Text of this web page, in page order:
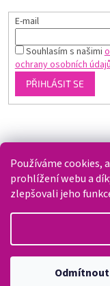
Používáme cookies,
prohlížení webu a
zlepšovali jeho
Odmítnout
E-mail
Souhlasím s našimi
ochrany osobních
PŘIHLÁSIT SE
Copyright 2026